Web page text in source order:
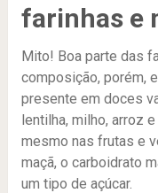
farinhas e
Mito! Boa parte das
composição, porém,
presente em doces
lentilha, milho, arroz
mesmo nas frutas e
maçã, o carboidrato
um tipo de açúcar.